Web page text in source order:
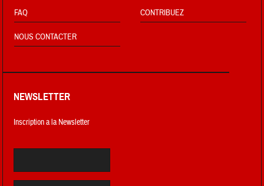
FAQ CONTRIBUEZ
NOUS CONTACTER
NEWSLETTER
Inscription a la Newsletter